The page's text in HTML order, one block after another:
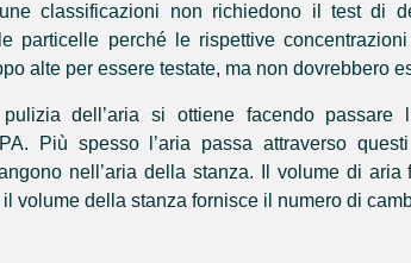
classificazioni non richiedono il test di
particelle perché le rispettive
alte per essere testate, ma non dovrebbero
pulizia dell’aria si ottiene facendo passare
Più spesso l’aria passa attraverso
nell’aria della stanza. Il volume di aria
il volume della stanza fornisce il numero di